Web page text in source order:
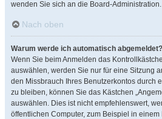
wenden Sie sich an die Board-Administration.
Nach oben
Warum werde ich automatisch abgemeldet?
Wenn Sie beim Anmelden das
auswählen, werden Sie nur für eine Sitzung
den Missbrauch Ihres Benutzerkontos durch
zu bleiben, können Sie das Kästchen
auswählen. Dies ist nicht empfehlenswert,
öffentlichen Computer, zum Beispiel in